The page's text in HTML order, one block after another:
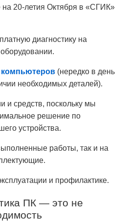
20-летия Октября в «СГИК»
диагностику на
компьютеров (нередко в день
необходимых деталей).
и средств, поскольку мы
решение по
устройства.
работы, так и на
и профилактике.
ПК — это не